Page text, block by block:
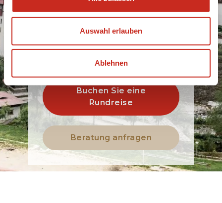
Auswahl erlauben
Ablehnen
Reise 100% nach
Ihren
Vorstellungen!
Buchen Sie eine
Rundreise
Beratung anfragen